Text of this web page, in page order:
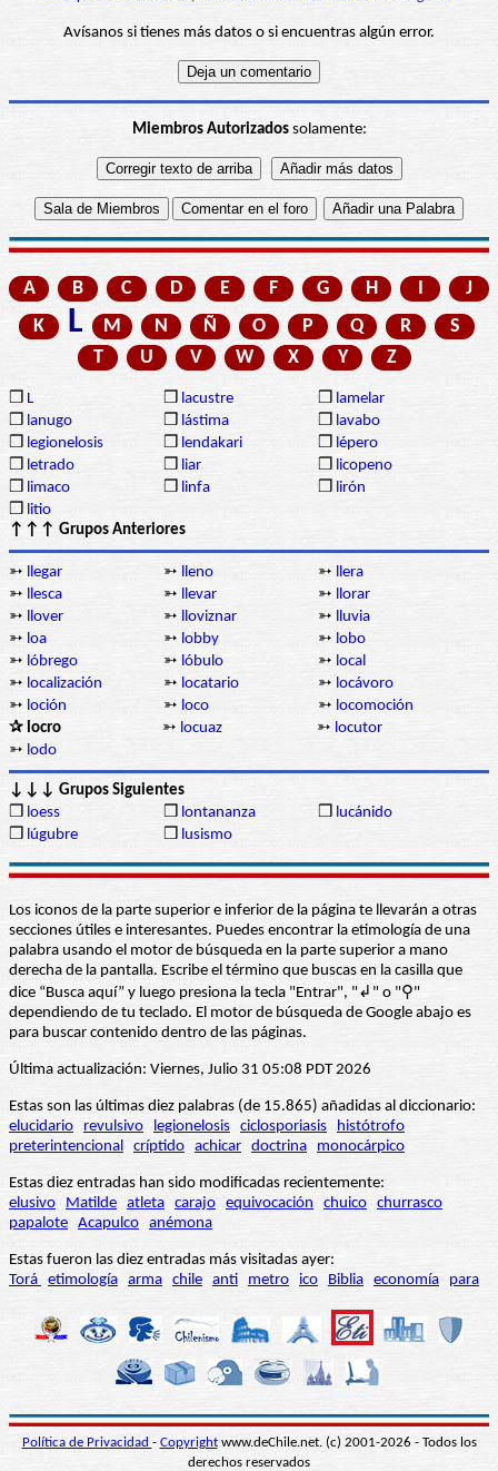
Avísanos si tienes más datos o si encuentras algún error.
Miembros Autorizadossolamente:
A B C D E F G H I
J
K
L M N Ñ O P Q R
S
T
U V W X Y Z
❒ L ❒ lacustre ❒ lamelar
❒ lanugo ❒ lástima ❒ lavabo
❒ legionelosis ❒ lendakari ❒ lépero
❒ letrado ❒ liar ❒ licopeno
❒ limaco ❒ linfa ❒ lirón
❒ litio
↑↑↑ Grupos Anteriores
➳ llegar ➳ lleno ➳ llera
➳ llesca ➳ llevar ➳ llorar
➳ llover ➳ lloviznar ➳ lluvia
➳ loa ➳ lobby ➳ lobo
➳ lóbrego ➳ lóbulo ➳ local
➳ localización ➳ locatario ➳ locávoro
➳ loción ➳ loco ➳ locomoción
✰ locro
➳ locuaz ➳ locutor
➳ lodo
↓↓↓ Grupos Siguientes
❒ loess ❒ lontananza ❒ lucánido
❒ lúgubre ❒ lusismo
Los iconos de la parte superior e inferior de la página te llevarán a otras
secciones útiles e interesantes. Puedes encontrar la etimología de una
palabra usando el motor de búsqueda en la parte superior a mano
derecha de la pantalla. Escribe el término que buscas en la casilla que
dice “Busca aquí” y luego presiona la tecla "Entrar", "↲" o "⚲"
dependiendo de tu teclado. El motor de búsqueda de Google abajo es
para buscar contenido dentro de las páginas.
Última actualización: Viernes, Julio 31 05:08 PDT 2026
Estas son las últimas diez palabras (de 15.865) añadidas al diccionario:
elucidario
revulsivo legionelosis ciclosporiasis
histótrofo
preterintencional críptido achicar doctrina monocárpico
Estas diez entradas han sido modificadas recientemente:
elusivo
Matilde atleta carajo equivocación chuico churrasco
papalote Acapulco anémona
Estas fueron las diez entradas más visitadas ayer:
Torá etimología arma chile anti metro ico Biblia economía para
Política de Privacidad - Copyrightwww.deChile.net. (c) 2001-2026 - Todos los
derechos reservados